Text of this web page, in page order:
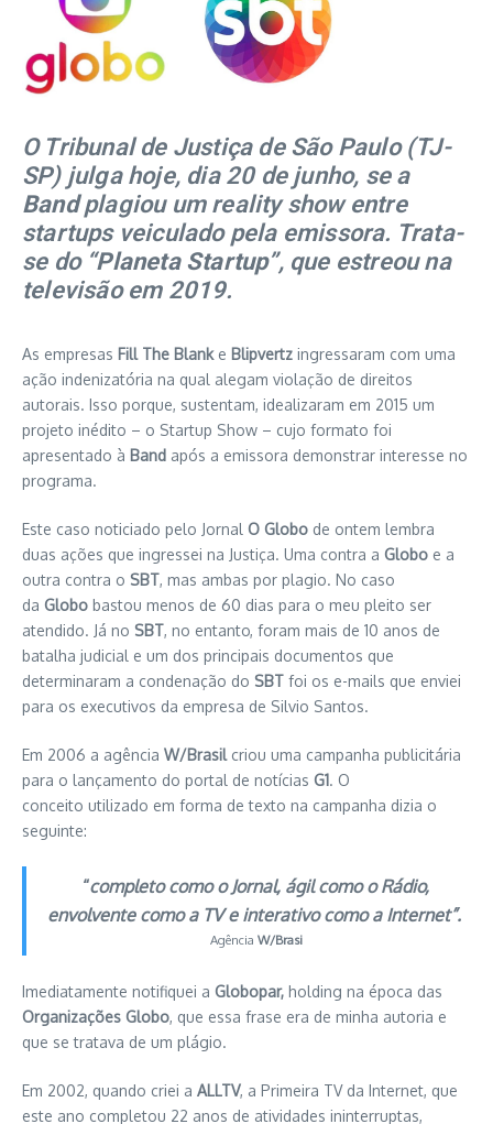
O Tribunal de Justiça de São Paulo (TJ-
SP) julga hoje, dia 20 de junho, se a
Bandplagiou um reality show entre
startups veiculado pela emissora. Trata-
se do “Planeta Startup”, que estreou na
televisão em 2019.
As empresas Fill The Blanke Blipvertz ingressaram com uma
ação indenizatória na qual alegam violação de direitos
autorais. Isso porque, sustentam, idealizaram em 2015 um
projeto inédito – o Startup Show – cujo formato foi
apresentado à Band após a emissora demonstrar interesse no
programa.
Este caso noticiado pelo Jornal O Globo de ontem lembra
duas ações que ingressei na Justiça. Uma contra a Globo e a
outra contra o SBT, mas ambas por plagio. No caso
da Globo bastou menos de 60 dias para o meu pleito ser
atendido. Já no SBT, no entanto, foram mais de 10 anos de
batalha judicial e um dos principais documentos que
determinaram a condenação do SBT foi os e-mails que enviei
para os executivos da empresa de Silvio Santos.
Em 2006 a agência W/Brasilcriou uma campanha publicitária
para o lançamento do portal de notícias G1. O
conceito utilizado em forma de texto na campanha dizia o
seguinte:
“completo como o Jornal, ágil como o Rádio,
envolvente como a TV e interativo como a Internet”.
Agência W/Brasi
Imediatamente notifiquei a Globopar, holding na época das
Organizações Globo, que essa frase era de minha autoria e
que se tratava de um plágio.
Em 2002, quando criei a ALLTV, a Primeira TV da Internet, que
este ano completou 22 anos de atividades ininterruptas,